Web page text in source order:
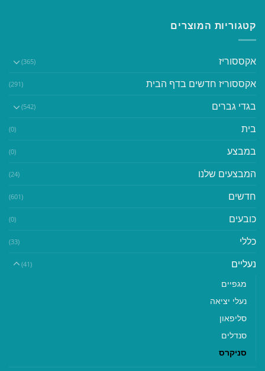
קטגוריות המוצרים
אקססוריז (365)
אקססוריז חדשים בדף הבית (291)
בגדי גברים (542)
בית (0)
במבצע (0)
המבצעים שלנו (24)
חדשים (601)
כובעים (0)
כללי (33)
נעליים (41)
מגפיים
נעלי יציאה
סליפאון
סנדלים
סניקרס